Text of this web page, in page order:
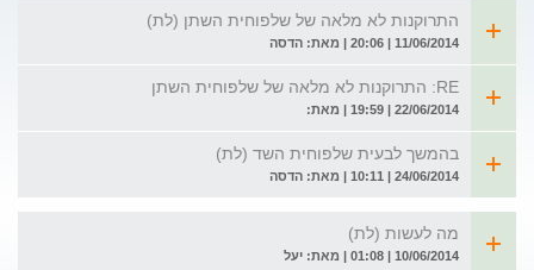
התרוקנות לא מלאה של שלפוחית השתן (לת)
11/06/2014 | 20:06 | מאת: הדסה
RE: התרוקנות לא מלאה של שלפוחית השתן
22/06/2014 | 19:59 | מאת:
בהמשך לבעית שלפוחית השד (לת)
24/06/2014 | 10:11 | מאת: הדסה
מה לעשות (לת)
10/06/2014 | 01:08 | מאת: יעל